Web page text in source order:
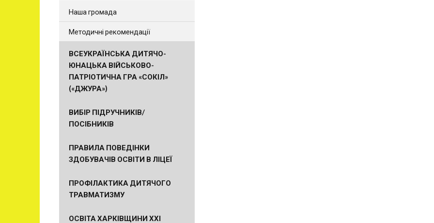
Наша громада
Методичні рекомендації
ВСЕУКРАЇНСЬКА ДИТЯЧО-
ЮНАЦЬКА ВІЙСЬКОВО-
ПАТРІОТИЧНА ГРА «СОКІЛ»
(«ДЖУРА»)
ВИБІР ПІДРУЧНИКІВ/
ПОСІБНИКІВ
ПРАВИЛА ПОВЕДІНКИ
ЗДОБУВАЧІВ ОСВІТИ В ЛІЦЕЇ
ПРОФІЛАКТИКА ДИТЯЧОГО
ТРАВМАТИЗМУ
ОСВІТА ХАРКІВЩИНИ ХХІ